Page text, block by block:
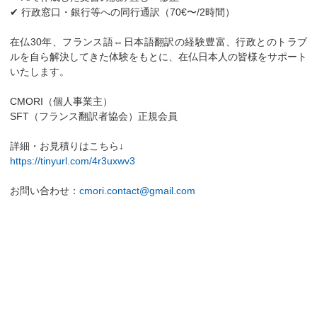
✔ 行政窓口・銀行等への同行通訳（70€〜/2時間）
在仏30年、フランス語⇔日本語翻訳の経験豊富、行政とのトラブ
ルを自ら解決してきた体験をもとに、在仏日本人の皆様をサポート
いたします。
CMORI（個人事業主）
SFT（フランス翻訳者協会）正規会員
詳細・お見積りはこちら↓
https://tinyurl.com/4r3uxwv3
お問い合わせ： cmori.contact@gmail.com